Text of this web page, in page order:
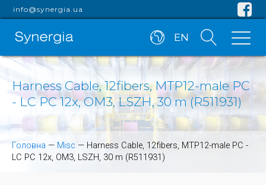
info@synergia.ua
EN
Harness Cable, 12fibers, MTP12-male PC
- LC PC 12x, OM3, LSZH, 30 m (R511931)
Головна — Misc — Harness Cable, 12fibers, MTP12-male PC -
LC PC 12x, OM3, LSZH, 30 m (R511931)